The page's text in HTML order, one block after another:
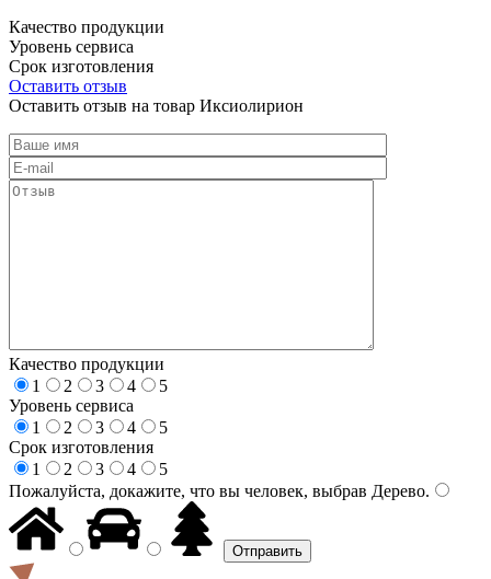
Качество продукции
Уровень сервиса
Срок изготовления
Оставить отзыв
Оставить отзыв на товар Иксиолирион
Качество продукции
1
2 3 4
5
Уровень сервиса
1
2 3 4
5
Срок изготовления
1
2 3 4
5
Пожалуйста, докажите, что вы человек, выбрав Дерево.